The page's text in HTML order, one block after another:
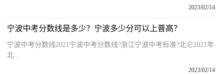
2023/02/14
宁波中考分数线是多少？宁波多少分可以上普高？
宁波中考分数线2021宁波中考分数线?浙江宁波中考标准?北仑2021年
北...
2023/02/14